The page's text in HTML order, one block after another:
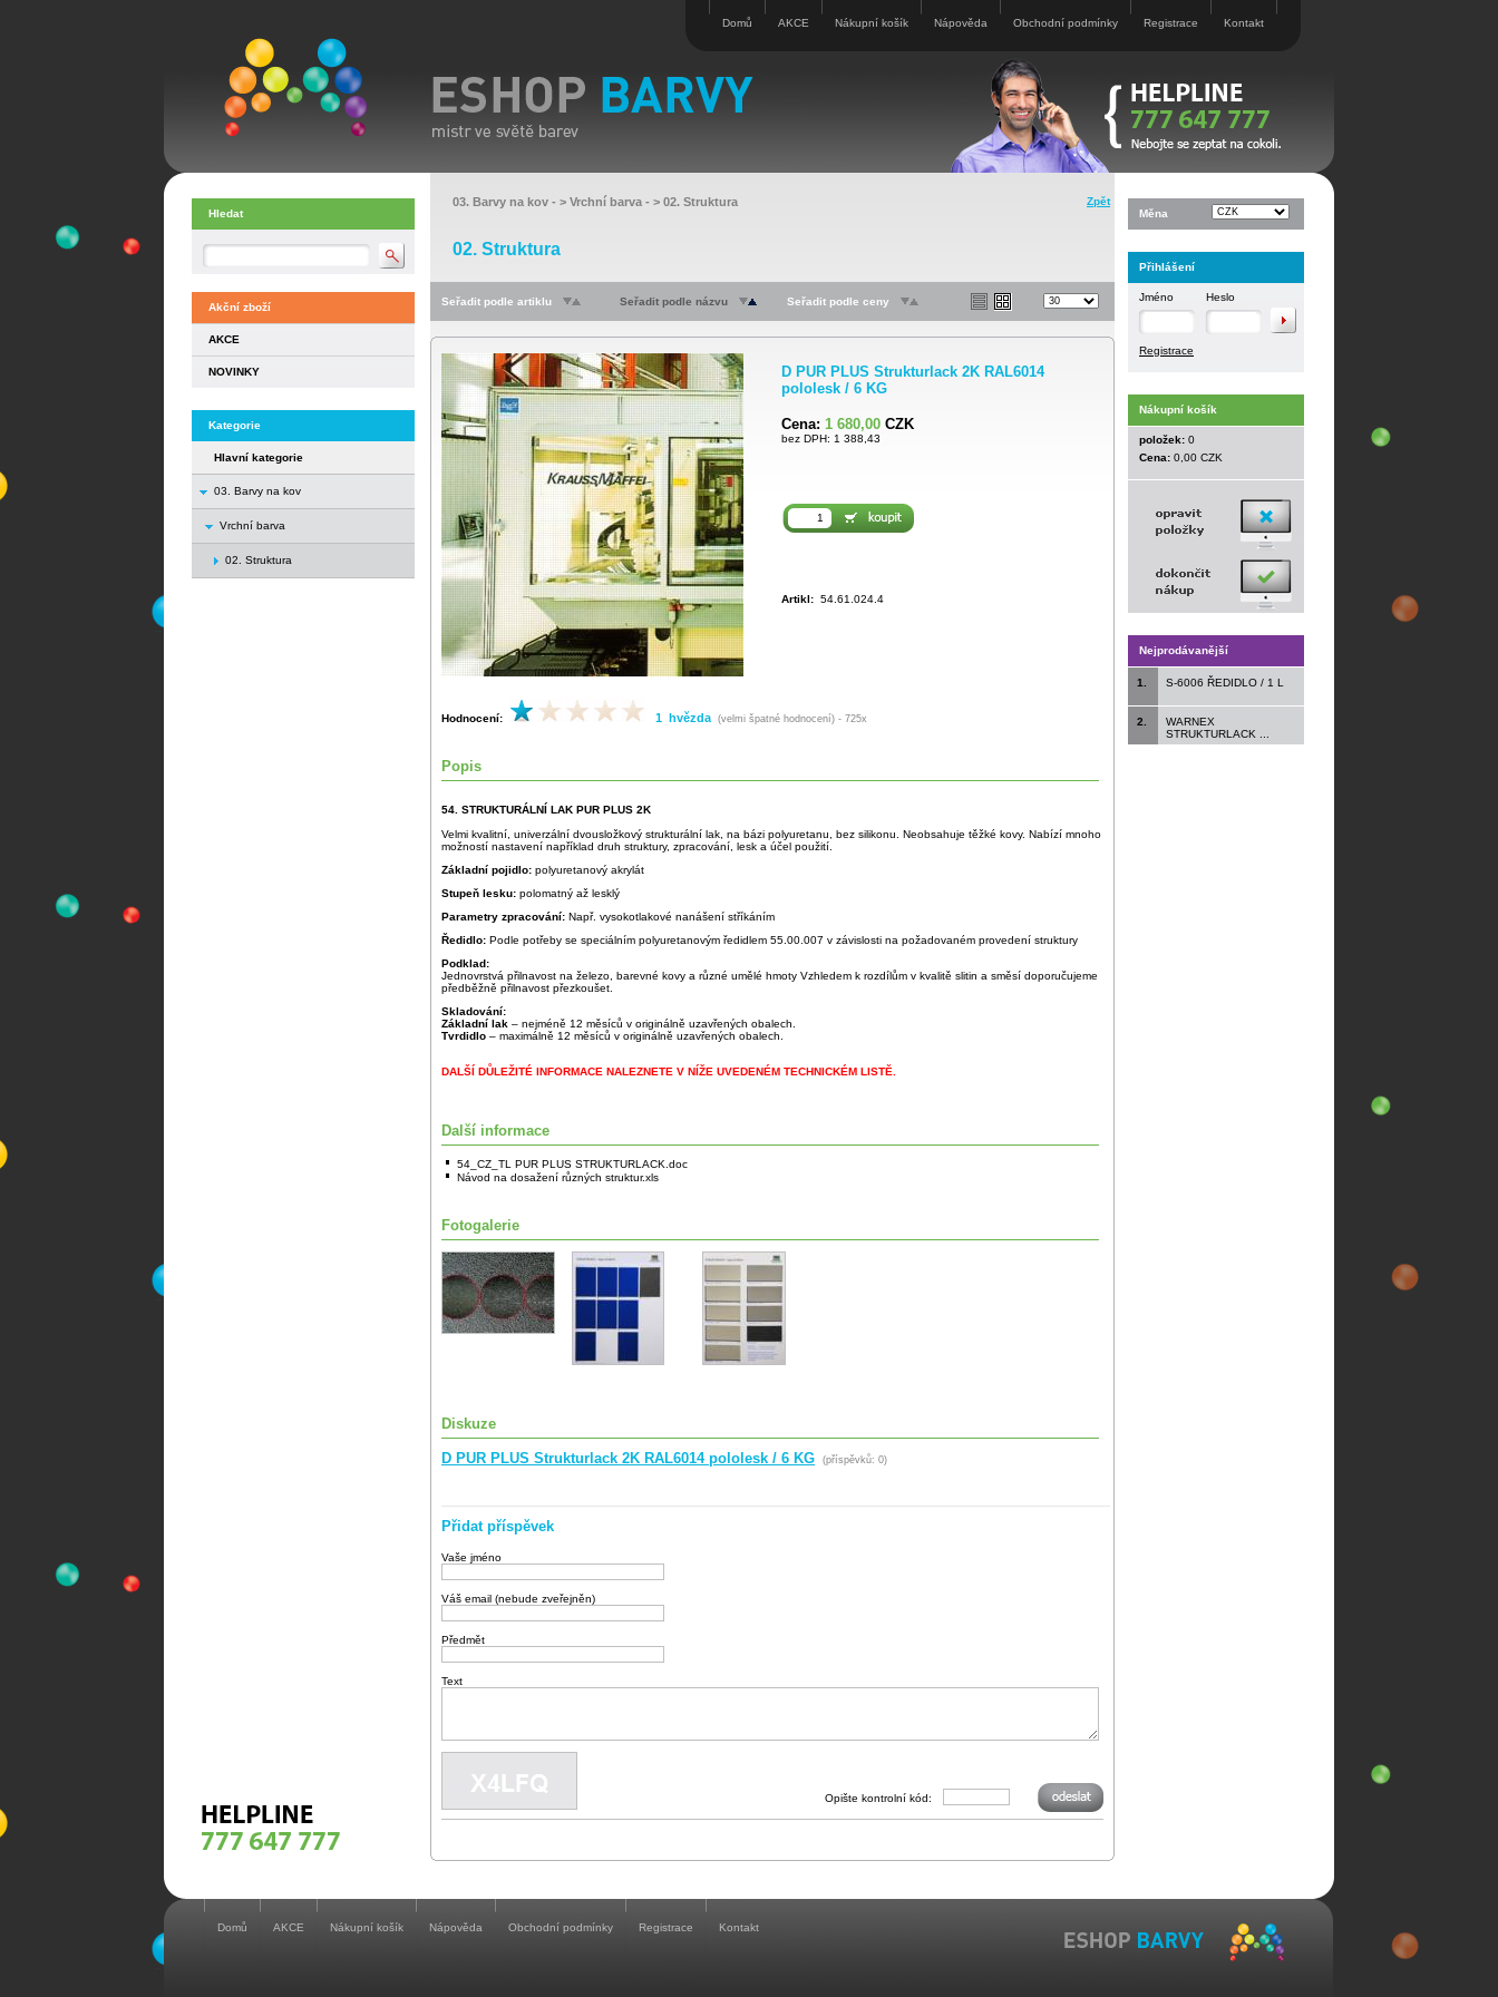
Domů AKCE Nákupní košík Nápověda Obchodní podmínky Registrace Kontakt
Hledat
Akční zboží
AKCE
NOVINKY
Kategorie
Hlavní kategorie
03. Barvy na kov
Vrchní barva
02. Struktura
03. Barvy na kov - > Vrchní barva - > 02. Struktura Zpět
02. Struktura
Seřadit podle artiklu Seřadit podle názvu Seřadit podle ceny
D PUR PLUS Strukturlack 2K RAL6014
pololesk / 6 KG
Cena: 1 680,00 CZK
bez DPH: 1 388,43
Artikl: 54.61.024.4
Hodnocení: 1 hvězda (velmi špatné hodnocení) - 725x
Popis
54. STRUKTURÁLNÍ LAK PUR PLUS 2K
Velmi kvalitní, univerzální dvousložkový strukturální lak, na bázi polyuretanu, bez silikonu. Neobsahuje těžké kovy. Nabízí mnoho
možností nastavení například druh struktury, zpracování, lesk a účel použití.
Základní pojidlo: polyuretanový akrylát
Stupeň lesku: polomatný až lesklý
Parametry zpracování: Např. vysokotlakové nanášení stříkáním
Ředidlo: Podle potřeby se speciálním polyuretanovým ředidlem 55.00.007 v závislosti na požadovaném provedení struktury
Podklad:
Jednovrstvá přilnavost na železo, barevné kovy a různé umělé hmoty Vzhledem k rozdílům v kvalitě slitin a směsí doporučujeme
předběžně přilnavost přezkoušet.
Skladování:
Základní lak – nejméně 12 měsíců v originálně uzavřených obalech.
Tvrdidlo – maximálně 12 měsíců v originálně uzavřených obalech.
DALŠÍ DŮLEŽITÉ INFORMACE NALEZNETE V NÍŽE UVEDENÉM TECHNICKÉM LISTĚ.
Další informace
54_CZ_TL PUR PLUS STRUKTURLACK.doc
Návod na dosažení různých struktur.xls
Fotogalerie
Diskuze
D PUR PLUS Strukturlack 2K RAL6014 pololesk / 6 KG (příspěvků: 0)
Přidat příspěvek
Vaše jméno
Váš email (nebude zveřejněn)
Předmět
Text
Opište kontrolní kód:
Měna
Přihlášení
Jméno Heslo
Registrace
Nákupní košík
položek: 0
Cena: 0,00 CZK
Nejprodávanější
1. S-6006 ŘEDIDLO / 1 L
2.
WARNEX
STRUKTURLACK ...
Domů AKCE Nákupní košík Nápověda Obchodní podmínky Registrace Kontakt